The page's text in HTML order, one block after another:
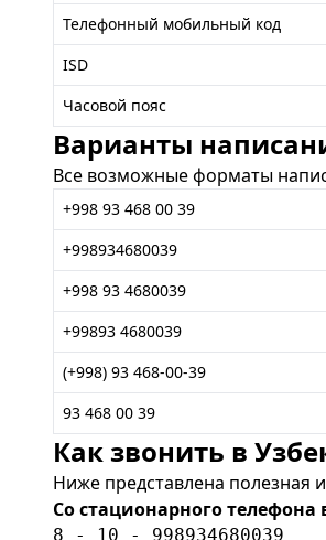
Телефонный мобильный код
ISD
Часовой пояс
Варианты
Все возможные форматы
+998 93 468 00 39
+998934680039
+998 93 4680039
+99893 4680039
(+998) 93 468-00-39
93 468 00 39
Как звонить в
Ниже представлена полезная
Со стационарного телефона
8 - 10 - 998934680039